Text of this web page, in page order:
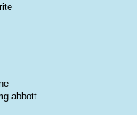
abbott